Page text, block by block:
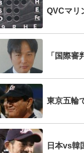
QVCマリ
「国際審
東京五輪
日本vs韓